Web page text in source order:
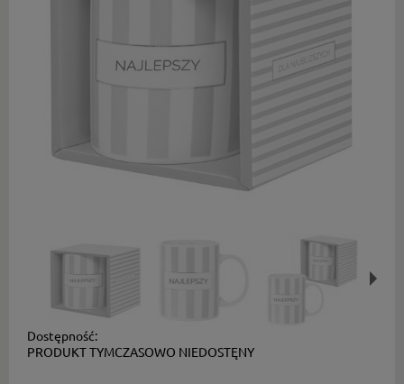
Dostępność:
PRODUKT TYMCZASOWO NIEDOSTĘNY